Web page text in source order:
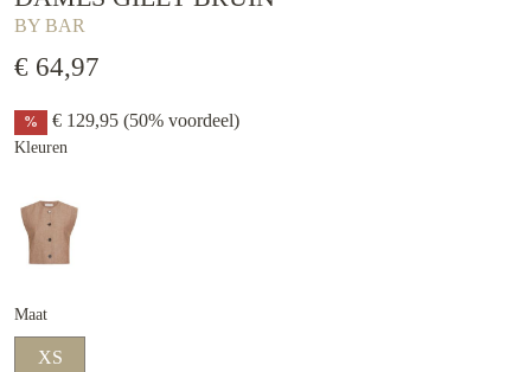
BY BAR
€ 64,97
% € 129,95 (50% voordeel)
Kleuren
Maat
XS